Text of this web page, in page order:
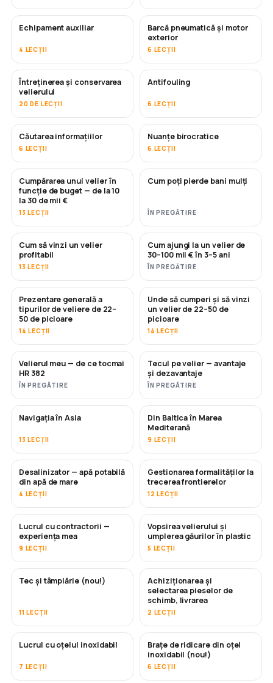
Echipament auxiliar
4 LECȚII
Barcă pneumatică și motor
exterior
6 LECȚII
Întreținerea și conservarea
velierului
20 DE LECȚII
ÎN CURÂND
Antifouling
6 LECȚII
Căutarea informațiilor
6 LECȚII
Nuanțe birocratice
6 LECȚII
ÎN CURÂND
Cumpărarea unui velier în
funcție de buget — de la 10
la 30 de mii €
13 LECȚII
ÎN CURÂND
Cum poți pierde bani mulți
ÎN PREGĂTIRE
NOU
Cum să vinzi un velier
profitabil
13 LECȚII
NOU
Cum ajungi la un velier de
30–100 mii € în 3–5 ani
ÎN PREGĂTIRE
ÎN CURÂND
Prezentare generală a
tipurilor de veliere de 22–
50 de picioare
14 LECȚII
ÎN CURÂND
Unde să cumperi și să vinzi
un velier de 22–50 de
picioare
14 LECȚII
ÎN CURÂND
Velierul meu — de ce tocmai
HR 382
ÎN PREGĂTIRE
ÎN CURÂND
Tecul pe velier — avantaje
și dezavantaje
ÎN PREGĂTIRE
ÎN CURÂND
Navigația în Asia
13 LECȚII
ÎN CURÂND
Din Baltica în Marea
Mediterană
9 LECȚII
ÎN CURÂND
Desalinizator — apă potabilă
din apă de mare
4 LECȚII
Gestionarea formalităților la
trecerea frontierelor
12 LECȚII
ÎN CURÂND
Lucrul cu contractorii —
experiența mea
9 LECȚII
ÎN CURÂND
Vopsirea velierului și
umplerea găurilor în plastic
5 LECȚII
Tec și tâmplărie (nou!)
11 LECȚII
ÎN CURÂND
Achiziționarea și
selectarea pieselor de
schimb, livrarea
2 LECȚII
ÎN CURÂND
Lucrul cu oțelul inoxidabil
7 LECȚII
Brațe de ridicare din oțel
inoxidabil (nou!)
6 LECȚII